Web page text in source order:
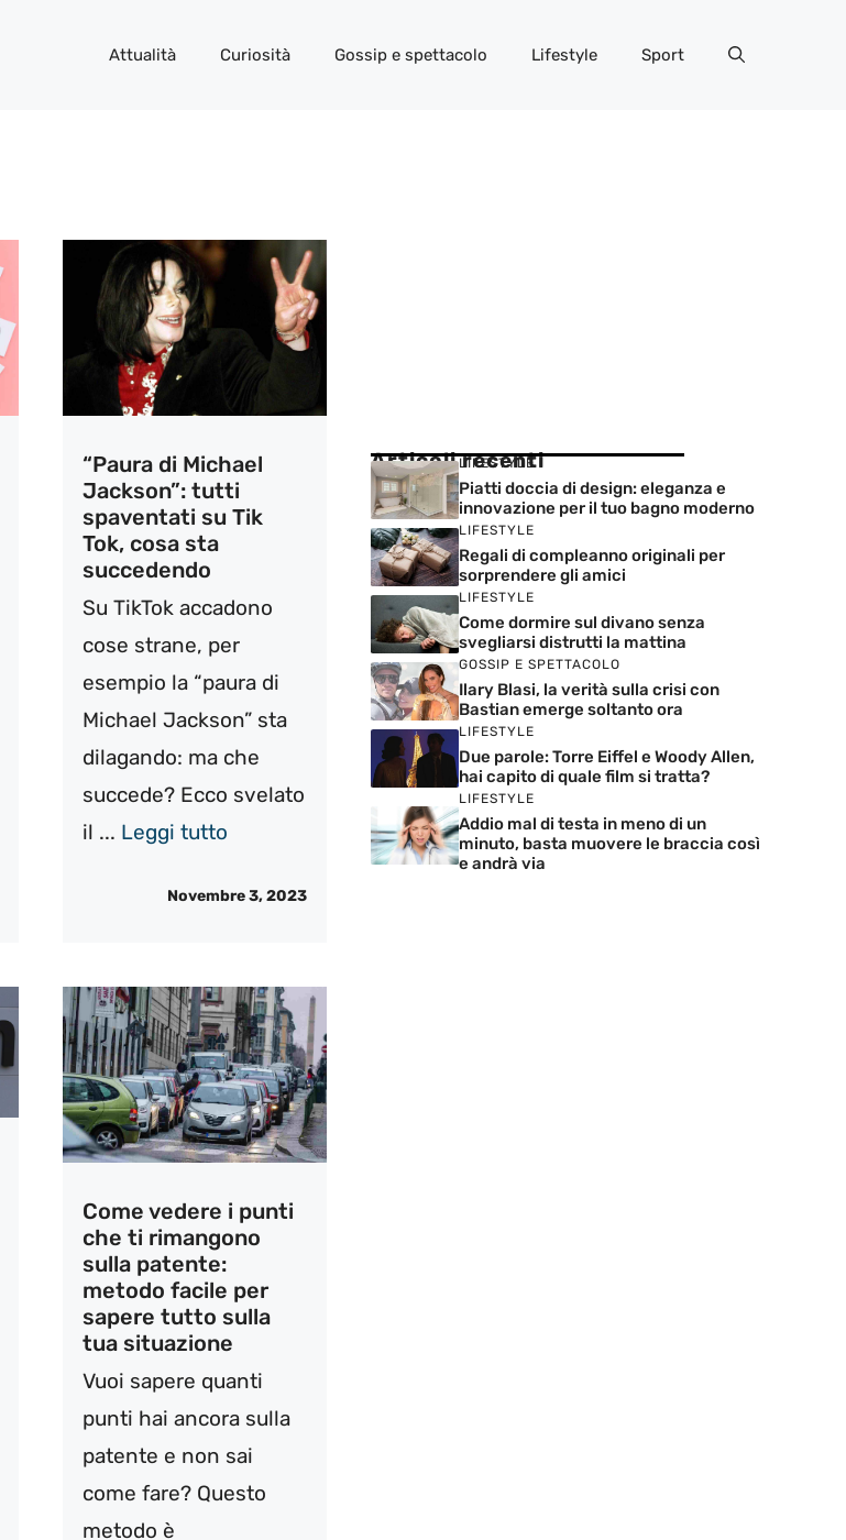
Attualità Curiosità Gossip e spettacolo Lifestyle Sport
“Paura di Michael
Jackson”: tutti
spaventati su Tik
Tok, cosa sta
succedendo
Su TikTok accadono
cose strane, per
esempio la “paura di
Michael Jackson” sta
dilagando: ma che
succede? Ecco svelato
il ... Leggi tutto
Novembre 3, 2023
Come vedere i punti
che ti rimangono
sulla patente:
metodo facile per
sapere tutto sulla
tua situazione
Vuoi sapere quanti
punti hai ancora sulla
patente e non sai
come fare? Questo
metodo è
Articoli recenti
LIFESTYLE
Piatti doccia di design: eleganza e
innovazione per il tuo bagno moderno
LIFESTYLE
Regali di compleanno originali per
sorprendere gli amici
LIFESTYLE
Come dormire sul divano senza
svegliarsi distrutti la mattina
GOSSIP E SPETTACOLO
Ilary Blasi, la verità sulla crisi con
Bastian emerge soltanto ora
LIFESTYLE
Due parole: Torre Eiffel e Woody Allen,
hai capito di quale film si tratta?
LIFESTYLE
Addio mal di testa in meno di un
minuto, basta muovere le braccia così
e andrà via